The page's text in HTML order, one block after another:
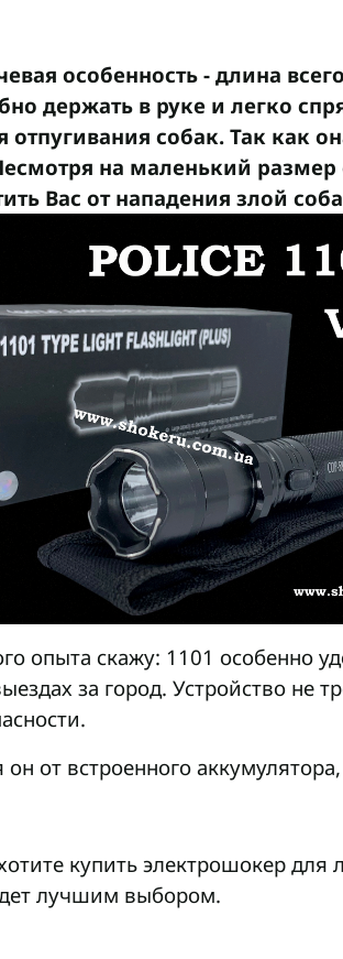
особенность - длина всего
держать в руке и легко
отпугивания собак. Так как
на маленький
Вас от нападения злой
опыта скажу: 1101 особенно
за город. Устройство не
он от встроенного
купить электрошокер
лучшим выбором.